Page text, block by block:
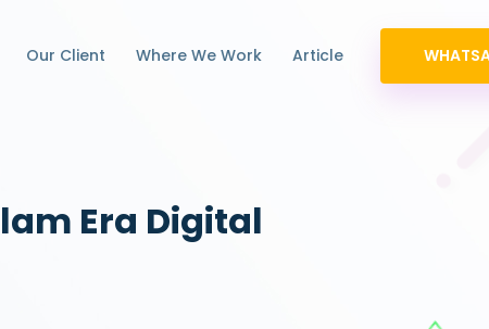
Our Client Where We Work Article
Era Digital